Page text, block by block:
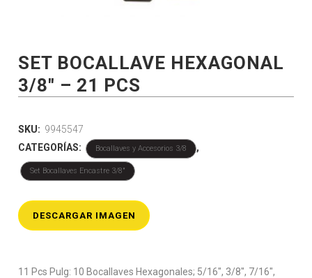
SET BOCALLAVE HEXAGONAL
3/8″ – 21 PCS
SKU: 9945547
CATEGORÍAS:
Bocallaves y Accesorios 3/8 ,
Set Bocallaves Encastre 3/8"
DESCARGAR IMAGEN
11 Pcs Pulg: 10 Bocallaves Hexagonales; 5/16″, 3/8″, 7/16″,